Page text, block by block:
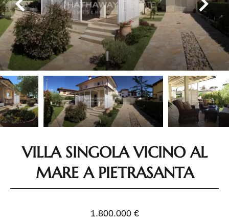
VILLA SINGOLA VICINO AL
MARE A PIETRASANTA
1.800.000 €